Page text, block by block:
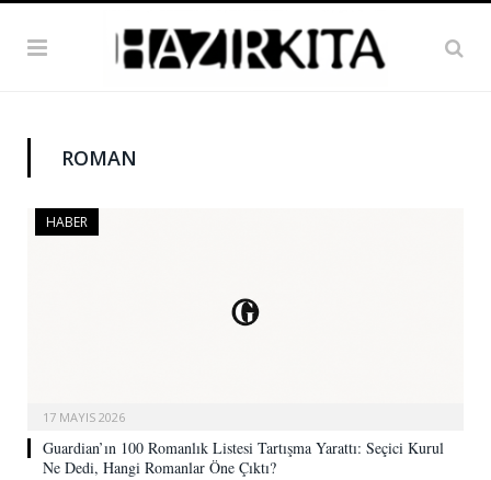
ROMAN
HABER
17 MAYIS 2026
Guardian’ın 100 Romanlık Listesi Tartışma Yarattı: Seçici Kurul
Ne Dedi, Hangi Romanlar Öne Çıktı?